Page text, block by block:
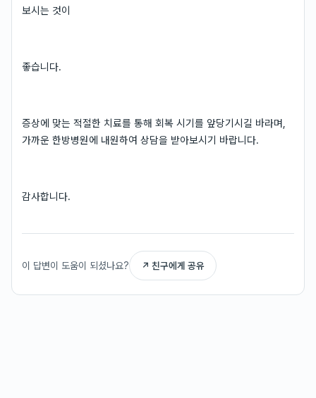
보시는 것이
좋습니다.
증상에 맞는 적절한 치료를 통해 회복 시기를 앞당기시길 바라며,
가까운 한방병원에 내원하여 상담을 받아보시기 바랍니다.
감사합니다.
이 답변이 도움이 되셨나요? ↗ 친구에게 공유